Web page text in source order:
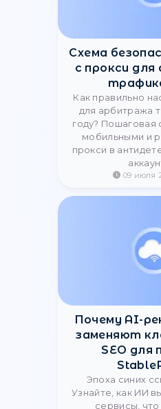
Разница
адресов
03